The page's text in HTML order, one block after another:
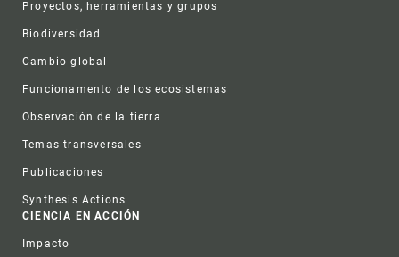
Proyectos, herramientas y grupos
Biodiversidad
Cambio global
Funcionamento de los ecosistemas
Observación de la tierra
Temas transversales
Publicaciones
Synthesis Actions
CIENCIA EN ACCIÓN
Impacto